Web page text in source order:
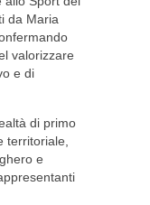
da Maria
valorizzare
e di
di primo
territoriale,
e